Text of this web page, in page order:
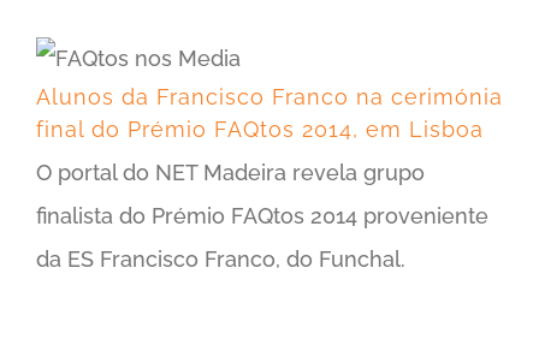
Alunos da Francisco Franco na cerimónia
final do Prémio FAQtos 2014, em Lisboa
O portal do NET Madeira revela grupo
finalista do Prémio FAQtos 2014 proveniente
da ES Francisco Franco, do Funchal.